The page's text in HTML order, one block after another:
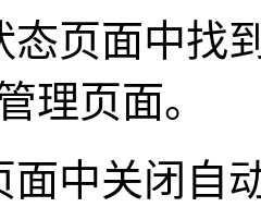
态页面中找
理页面。
面中关闭自